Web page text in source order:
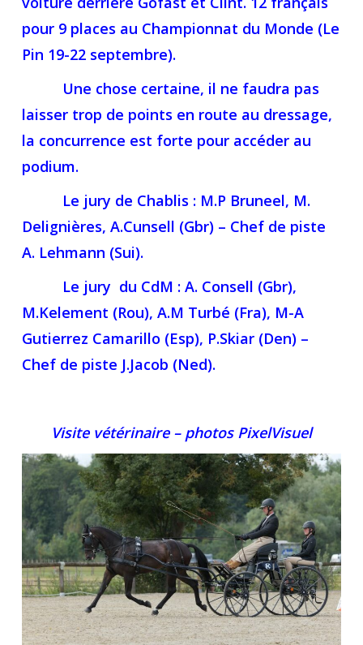
pour 9 places au Championnat du Monde (Le
Pin 19-22 septembre).
Une chose certaine, il ne faudra pas
laisser trop de points en route au dressage,
la concurrence est forte pour accéder au
podium.
Le jury de Chablis : M.P Bruneel, M.
Delignières, A.Cunsell (Gbr) – Chef de piste
A. Lehmann (Sui).
Le jury du CdM : A. Consell (Gbr),
M.Kelement (Rou), A.M Turbé (Fra), M-A
Gutierrez Camarillo (Esp), P.Skiar (Den) –
Chef de piste J.Jacob (Ned).
Visite vétérinaire – photos PixelVisuel